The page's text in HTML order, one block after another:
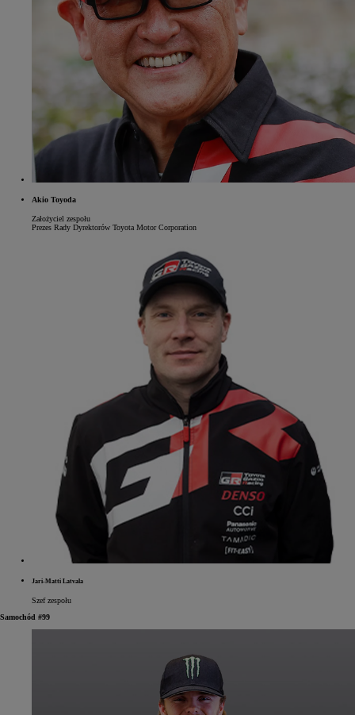
Akio Toyoda
Założyciel zespołu
Prezes Rady Dyrektorów Toyota Motor Corporation
Jari-Matti Latvala
Szef zespołu
Samochód #99